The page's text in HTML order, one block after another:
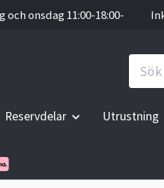
onsdag 11:00-18:00-
Reservdelar Utrustning